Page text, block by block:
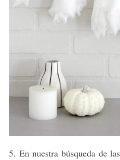
5. En nuestra búsqueda de